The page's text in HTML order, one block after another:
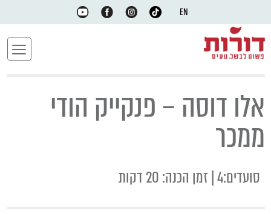
EN
אלו דוסה – פנקייק הודי
ממכר
סועדים:4 | זמן הכנה: 20 דקות